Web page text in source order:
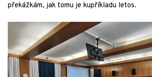
překážkám, jak tomu je kupříkladu letos.